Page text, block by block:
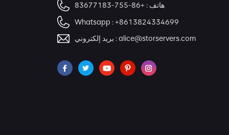
هاتف : +86-755-83677183
Whatsapp :+8613824334699
بريد إلكتروني :alice@storservers.com